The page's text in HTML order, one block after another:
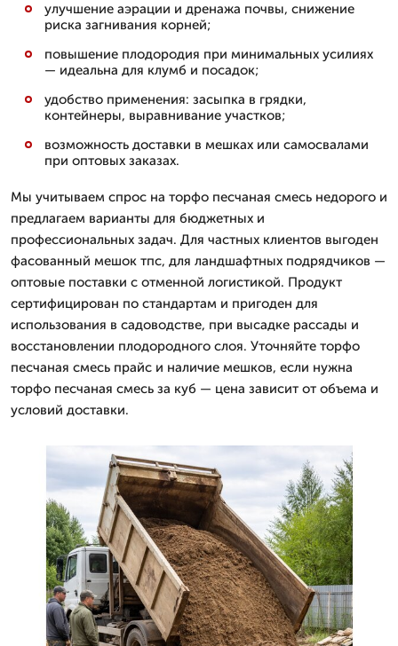
улучшение аэрации и дренажа почвы, снижение
риска загнивания корней;
повышение плодородия при минимальных усилиях
— идеальна для клумб и посадок;
удобство применения: засыпка в грядки,
контейнеры, выравнивание участков;
возможность доставки в мешках или самосвалами
при оптовых заказах.
Мы учитываем спрос на торфо песчаная смесь недорого и
предлагаем варианты для бюджетных и
профессиональных задач. Для частных клиентов выгоден
фасованный мешок тпс, для ландшафтных подрядчиков —
оптовые поставки с отменной логистикой. Продукт
сертифицирован по стандартам и пригоден для
использования в садоводстве, при высадке рассады и
восстановлении плодородного слоя. Уточняйте торфо
песчаная смесь прайс и наличие мешков, если нужна
торфо песчаная смесь за куб — цена зависит от объема и
условий доставки.